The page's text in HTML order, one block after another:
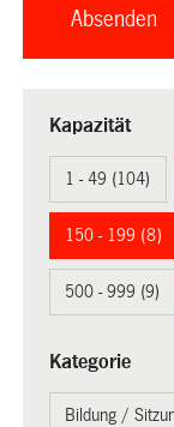
Kapazität
1 - 49 (104)
150 - 199 (8)
500 - 999 (9)
Kategorie
Bildung /